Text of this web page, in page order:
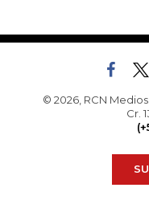
© 2026, RCN
Cr.